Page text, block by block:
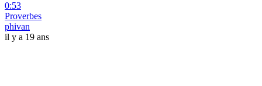
0:53
Proverbes
phivan
il y a 19 ans